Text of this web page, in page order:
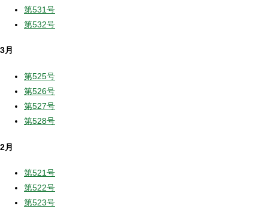
第531号
第532号
3月
第525号
第526号
第527号
第528号
2月
第521号
第522号
第523号